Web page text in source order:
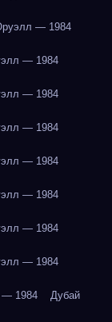
— 1984
— 1984
— 1984
— 1984
— 1984
— 1984
— 1984
— 1984
1984 Дубай